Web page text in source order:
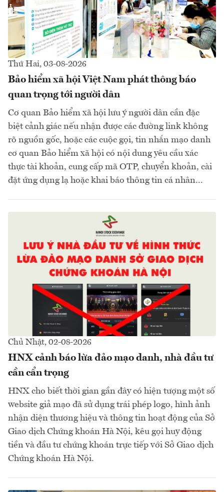
Thứ Hai, 03-08-2026
Bảo hiểm xã hội Việt Nam phát thông báo
quan trọng tới người dân
Cơ quan Bảo hiểm xã hội lưu ý người dân cần đặc
biệt cảnh giác nếu nhận được các đường link không
rõ nguồn gốc, hoặc các cuộc gọi, tin nhắn mạo danh
cơ quan Bảo hiểm xã hội có nội dung yêu cầu xác
thực tài khoản, cung cấp mã OTP, chuyển khoản, cài
đặt ứng dụng lạ hoặc khai báo thông tin cá nhân...
Chủ Nhật, 02-08-2026
HNX cảnh báo lừa đảo mạo danh, nhà đầu tư
cần cẩn trọng
HNX cho biết thời gian gần đây có hiện tượng một số
website giả mạo đã sử dụng trái phép logo, hình ảnh
nhận diện thương hiệu và thông tin hoạt động của Sở
Giao dịch Chứng khoán Hà Nội, kêu gọi huy động
tiền và đầu tư chứng khoán trực tiếp với Sở Giao dịch
Chứng khoán Hà Nội.